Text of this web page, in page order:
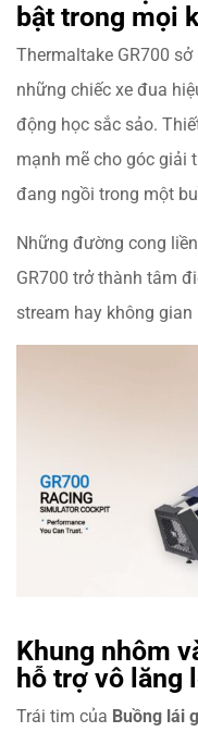
bật trong mọi
Thermaltake GR700
những chiếc xe đua
động học sắc sảo.
mạnh mẽ cho góc giải
đang ngồi trong một
Những đường cong
GR700 trở thành tâm
stream hay không
Khung nhôm
hỗ trợ vô lăng
Trái tim của Buồng lái